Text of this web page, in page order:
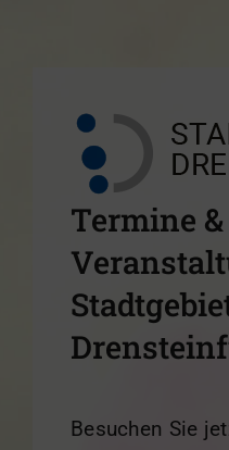
Termine &
Besuchen Sie